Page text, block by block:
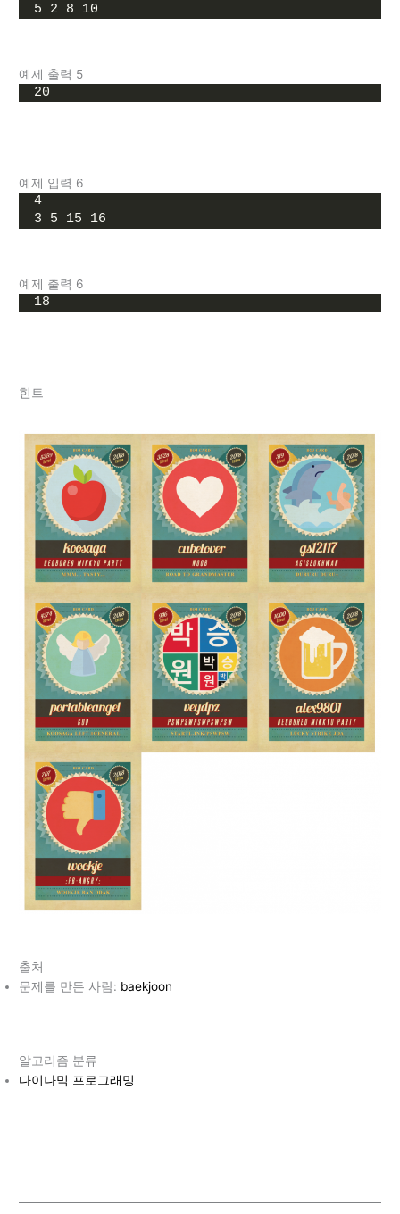
5 2 8 10
예제 출력 5
20
예제 입력 6
4
3 5 15 16
예제 출력 6
18
힌트
출처
문제를 만든 사람: baekjoon
알고리즘 분류
다이나믹 프로그래밍